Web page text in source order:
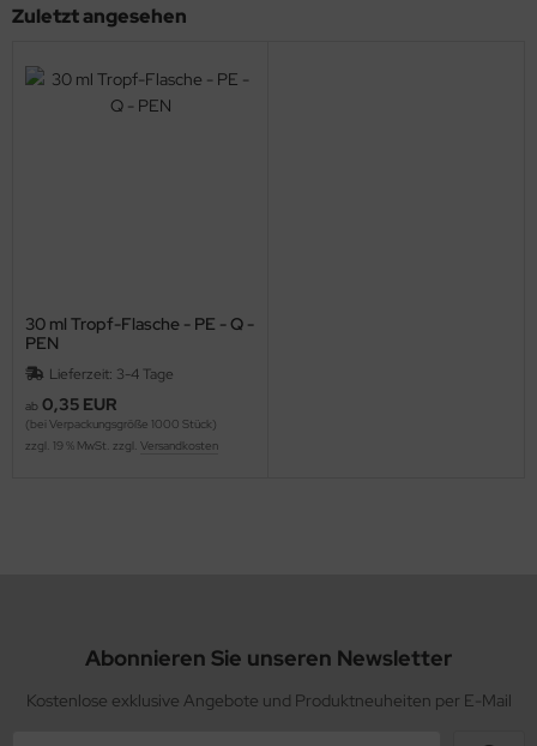
Zuletzt angesehen
30 ml Tropf-Flasche - PE - Q -
PEN
Lieferzeit: 3-4 Tage
ab 0,35 EUR
(bei Verpackungsgröße 1000 Stück)
zzgl. 19 % MwSt. zzgl. Versandkosten
Abonnieren Sie unseren Newsletter
Kostenlose exklusive Angebote und Produktneuheiten per E-Mail